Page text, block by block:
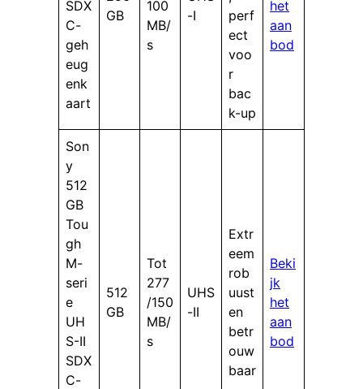
SDX
C-
geh
eug
enk
aart
GB
100
MB/
s
-I
perf
ect
voo
r
bac
k-up
het
aan
bod
Son
y
512
GB
Tou
gh
M-
seri
e
UH
S-II
SDX
C-
512
GB
Tot
277
/150
MB/
s
UHS
-II
Extr
eem
rob
uust
en
betr
ouw
baar
Beki
jk
het
aan
bod